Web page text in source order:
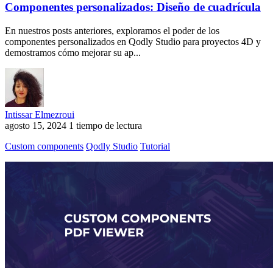
Componentes personalizados: Diseño de cuadrícula
En nuestros posts anteriores, exploramos el poder de los
componentes personalizados en Qodly Studio para proyectos 4D y
demostramos cómo mejorar su ap...
Intissar Elmezroui
agosto 15, 2024 1 tiempo de lectura
Custom components Qodly Studio Tutorial